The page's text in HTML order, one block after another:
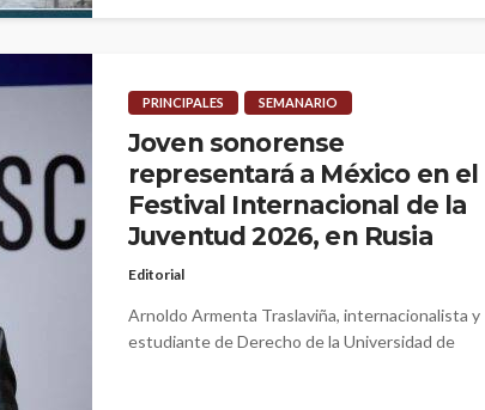
PRINCIPALES SEMANARIO
Joven sonorense
representará a México en el
Festival Internacional de la
Juventud 2026, en Rusia
Editorial
Arnoldo Armenta Traslaviña, internacionalista y
estudiante de Derecho de la Universidad de